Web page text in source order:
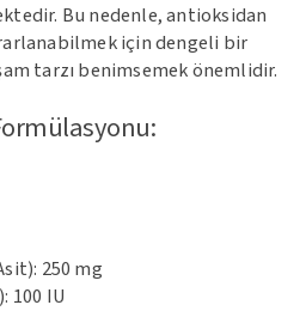
Bu nedenle, antioksidan
için dengeli bir
tarzı benimsemek önemlidir.
250 mg
100 IU